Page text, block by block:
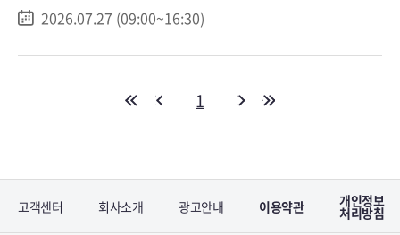
2026.07.27 (09:00~16:30)
1
고객센터 회사소개 광고안내 이용약관 개인정보
처리방침